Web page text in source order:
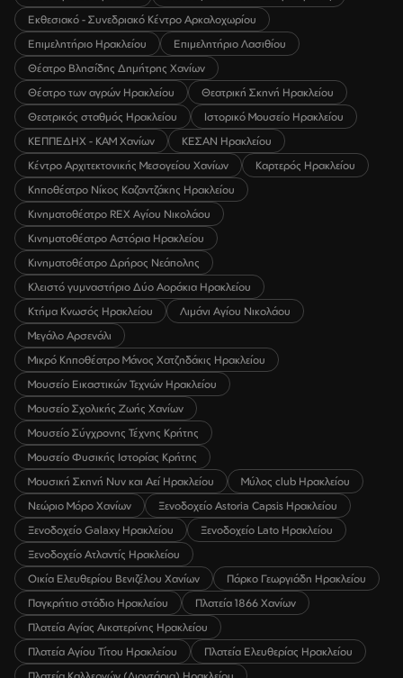
Εκθεσιακό - Συνεδριακό Κέντρο Αρκαλοχωρίου
Επιμελητήριο Ηρακλείου
Επιμελητήριο Λασιθίου
Θέατρο Βλησίδης Δημήτρης Χανίων
Θέατρο των αγρών Ηρακλείου
Θεατρική Σκηνή Ηρακλείου
Θεατρικός σταθμός Ηρακλείου
Ιστορικό Μουσείο Ηρακλείου
ΚΕΠΠΕΔΗΧ - ΚΑΜ Χανίων
ΚΕΣΑΝ Ηρακλείου
Κέντρο Αρχιτεκτονικής Μεσογείου Χανίων
Καρτερός Ηρακλείου
Κηποθέατρο Νίκος Καζαντζάκης Ηρακλείου
Κινηματοθέατρο REX Αγίου Νικολάου
Κινηματοθέατρο Αστόρια Ηρακλείου
Κινηματοθέατρο Δρήρος Νεάπολης
Κλειστό γυμναστήριο Δύο Αοράκια Ηρακλείου
Κτήμα Κνωσός Ηρακλείου
Λιμάνι Αγίου Νικολάου
Μεγάλο Αρσενάλι
Μικρό Κηποθέατρο Μάνος Χατζηδάκις Ηρακλείου
Μουσείο Εικαστικών Τεχνών Ηρακλείου
Μουσείο Σχολικής Ζωής Χανίων
Μουσείο Σύγχρονης Τέχνης Κρήτης
Μουσείο Φυσικής Ιστορίας Κρήτης
Μουσική Σκηνή Νυν και Αεί Ηρακλείου
Μύλος club Ηρακλείου
Νεώριο Μόρο Χανίων
Ξενοδοχείο Astoria Capsis Ηρακλείου
Ξενοδοχείο Galaxy Ηρακλείου
Ξενοδοχείο Lato Ηρακλείου
Ξενοδοχείο Ατλαντίς Ηρακλείου
Οικία Ελευθερίου Βενιζέλου Χανίων
Πάρκο Γεωργιάδη Ηρακλείου
Παγκρήτιο στάδιο Ηρακλείου
Πλατεία 1866 Χανίων
Πλατεία Αγίας Αικατερίνης Ηρακλείου
Πλατεία Αγίου Τίτου Ηρακλείου
Πλατεία Ελευθερίας Ηρακλείου